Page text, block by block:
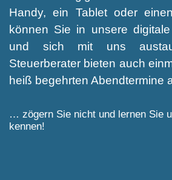
Handy, ein Tablet oder
können Sie in unsere
und sich mit uns
Steuerberater bieten auch
heiß begehrten Abendtermine
… zögern Sie nicht und lernen Sie
kennen!